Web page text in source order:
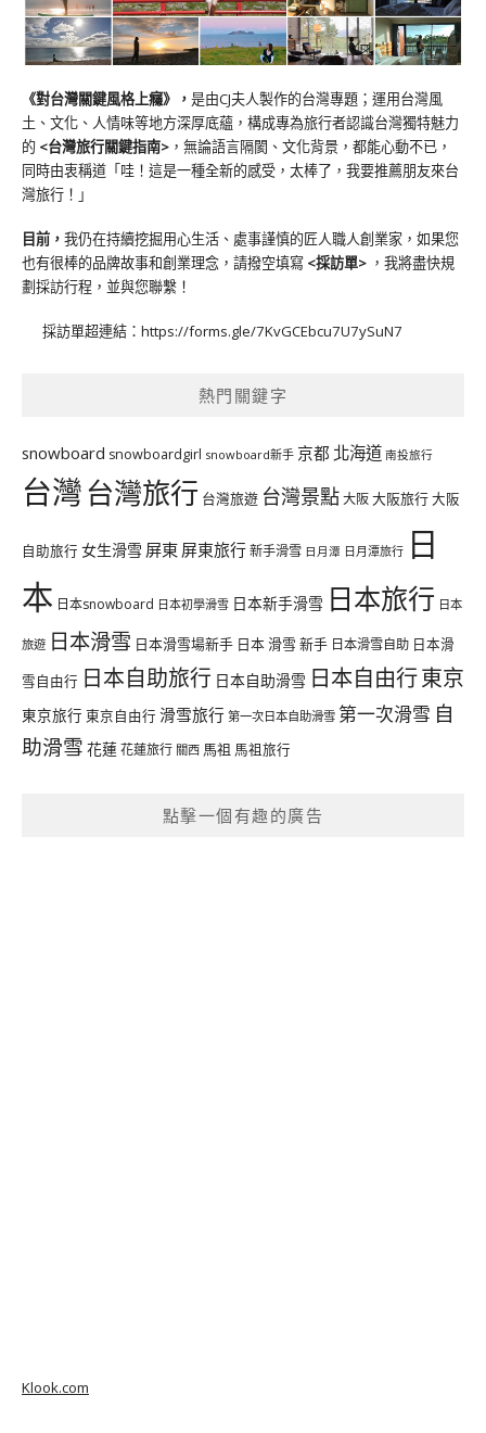
《對台灣關鍵風格上癮》 ， 是由CJ夫人製作的台灣專題；運用台灣風
土、文化、人情味等地方深厚底蘊，構成專為旅行者認識台灣獨特魅力
的 <台灣旅行關鍵指南> ，無論語言隔閡、文化背景，都能心動不已，
同時由衷稱道「哇！這是一種全新的感受，太棒了，我要推薦朋友來台
灣旅行！」
目前， 我仍在持續挖掘用心生活、處事謹慎的匠人職人創業家，如果您
也有很棒的品牌故事和創業理念，請撥空填寫 <採訪單> ，我將盡快規
劃採訪行程，並與您聯繫！
採訪單超連結： https://forms.gle/7KvGCEbcu7U7ySuN7
熱門關鍵字
snowboard snowboardgirl snowboard新手 京都 北海道 南投旅行
台灣台灣旅行 台灣旅遊 台灣景點大阪大阪旅行大阪
自助旅行 女生滑雪 屏東 屏東旅行新手滑雪 日月潭 日月潭旅行 日
本 日本snowboard 日本初學滑雪 日本新手滑雪 日本旅行 日本
旅遊 日本滑雪 日本滑雪場新手 日本 滑雪 新手 日本滑雪自助 日本滑
雪自由行 日本自助旅行 日本自助滑雪 日本自由行東京
東京旅行 東京自由行 滑雪旅行 第一次日本自助滑雪 第一次滑雪 自
助滑雪 花蓮花蓮旅行 關西 馬祖 馬祖旅行
點擊一個有趣的廣告
Klook.com